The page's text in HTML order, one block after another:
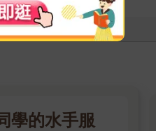
學的水手服